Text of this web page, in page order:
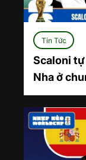
Tin Tức
Scaloni
Nha ở